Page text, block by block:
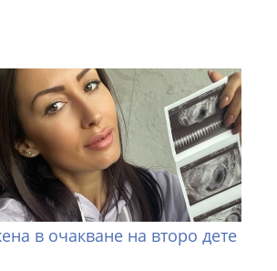
в очакване на второ дете